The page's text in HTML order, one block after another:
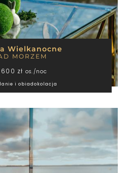
ATRAKCJE
Wielkanocne
MORZEM
600 zł os./noc
i obiadokolacja